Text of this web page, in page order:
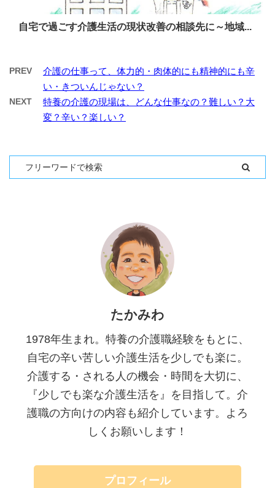
自宅で過ごす介護生活の現状改善の相談先に～地域...
PREV
介護の仕事って、体力的・肉体的にも精神的にも辛
い・きついんじゃない？
NEXT
特養の介護の現場は、どんな仕事なの？難しい？大
変？辛い？楽しい？
たかみわ
1978年生まれ。特養の介護職経験をもとに、
自宅の辛い苦しい介護生活を少しでも楽に。
介護する・される人の機会・時間を大切に、
『少しでも楽な介護生活を』を目指して。介
護職の方向けの内容も紹介しています。よろ
しくお願いします！
プロフィール